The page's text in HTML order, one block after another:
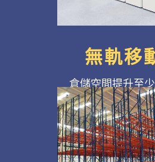
無軌移
倉儲空間提升至